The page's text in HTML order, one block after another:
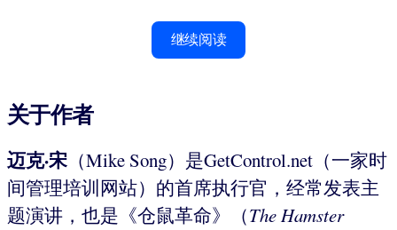
继续阅读
关于作者
迈克·宋 （Mike Song）是GetControl.net（一家时
间管理培训网站）的首席执行官，经常发表主
题演讲，也是《仓鼠革命》（The Hamster